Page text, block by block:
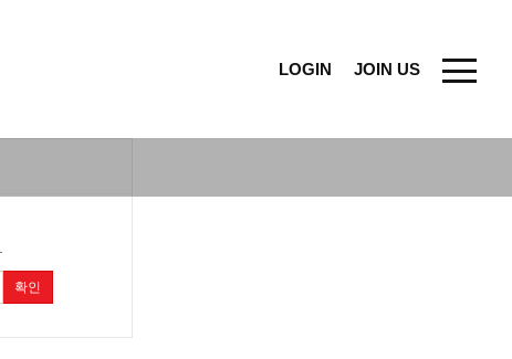
LOGIN JOIN US
확인